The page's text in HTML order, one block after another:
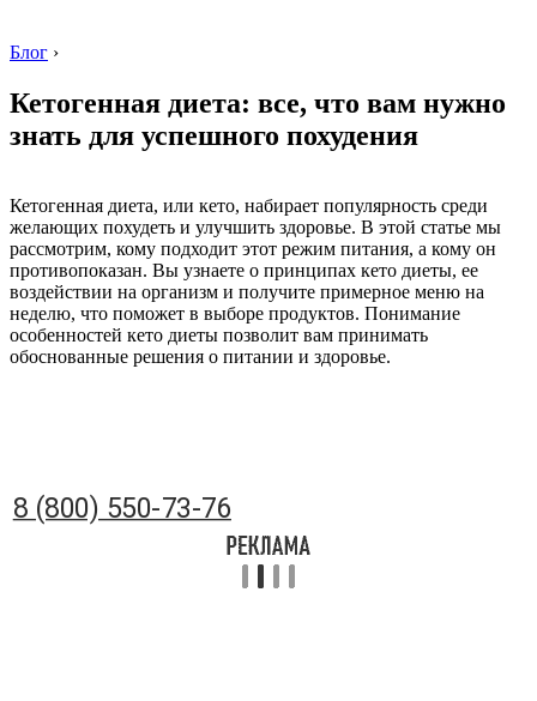
8 (800) 550-73-76
Блог ›
Кетогенная диета: все, что вам нужно
знать для успешного похудения
Кетогенная диета, или кето, набирает популярность среди
желающих похудеть и улучшить здоровье. В этой статье мы
рассмотрим, кому подходит этот режим питания, а кому он
противопоказан. Вы узнаете о принципах кето диеты, ее
воздействии на организм и получите примерное меню на
неделю, что поможет в выборе продуктов. Понимание
особенностей кето диеты позволит вам принимать
обоснованные решения о питании и здоровье.